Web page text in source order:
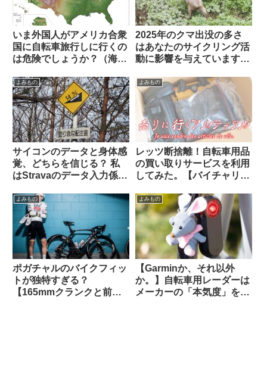
いま外国人がアメリカ合衆
国に自転車旅行しに行くの
は危険でしょうか？（海外
2025年のクマ出没の多さ
はあなたのサイクリング活
動に影響を与えています
チ考察）
よみもの
サイコンのデータと身体感
覚、どちらを信じる？ 私
はStravaのデータ入力係に
（海外掲示板から）
よみもの
レッツ断捨離！自転車用品
の買い取りサービスを利用
してみた。【バイチャリ】
よみもの
ポガチャルのバイクフィッ
トが独特すぎる？
【165mmクランクと前傾
よみもの
【Garminか、それ以外
か。】自転車用レーダーは
メーカーの「本気度」を考